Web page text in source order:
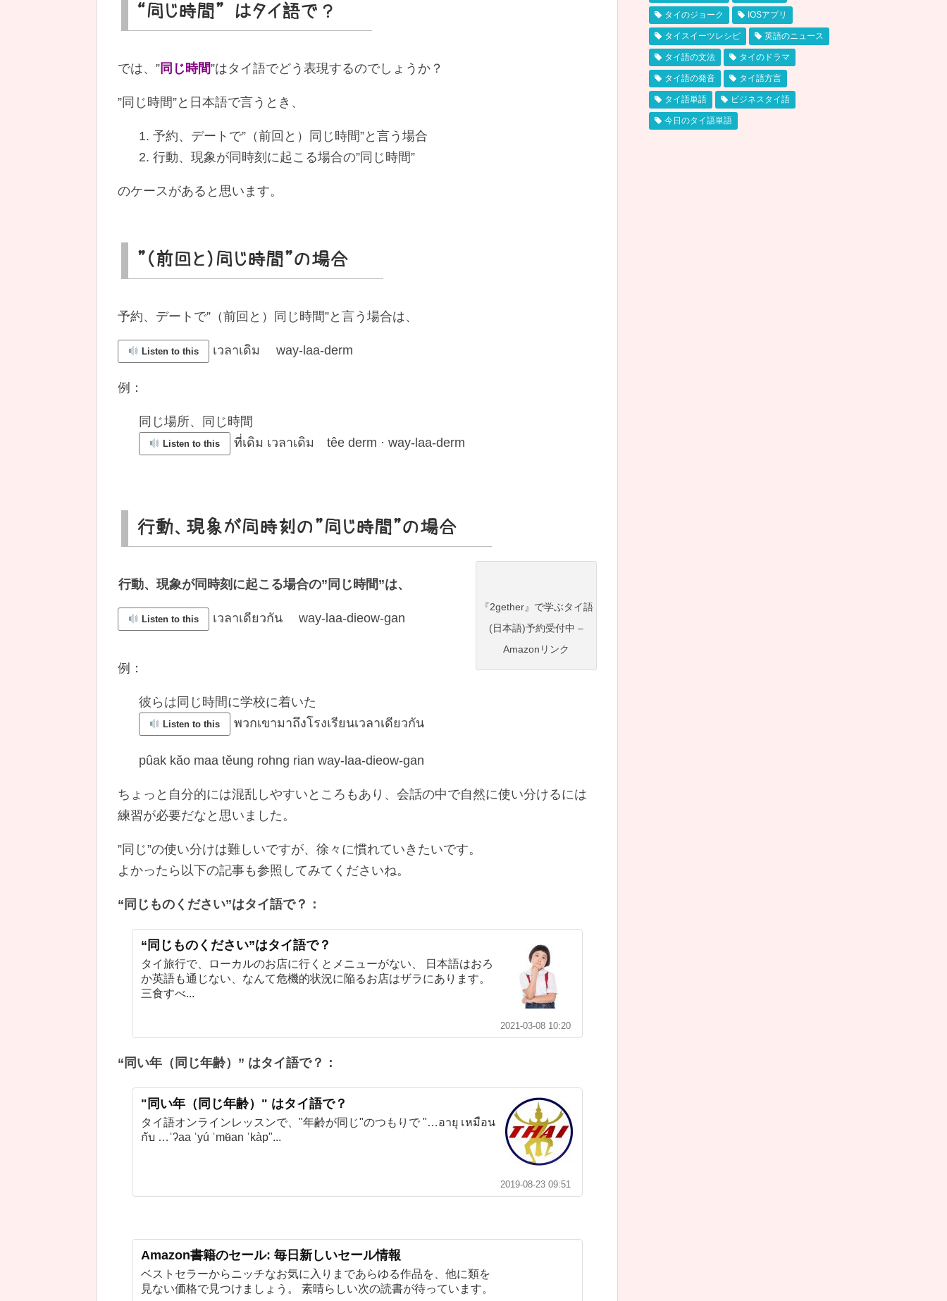
“同じ時間” はタイ語で？
では、” 同じ時間”はタイ語でどう表現するのでしょうか？
”同じ時間”と日本語で言うとき、
1. 予約、デートで”（前回と）同じ時間”と言う場合
2. 行動、現象が同時刻に起こる場合の”同じ時間”
のケースがあると思います。
”（前回と）同じ時間”の場合
予約、デートで”（前回と）同じ時間”と言う場合は、
Listen to this เวลาเดิม way-laa-derm
例：
同じ場所、同じ時間
Listen to this ที่เดิม เวลาเดิม têe derm · way-laa-derm
行動、現象が同時刻の”同じ時間”の場合
『2gether』で学ぶタイ語
(日本語)予約受付中 –
Amazonリンク
行動、現象が同時刻に起こる場合の”同じ時間”は、
Listen to this เวลาเดียวกัน way-laa-dieow-gan
例：
彼らは同じ時間に学校に着いた
Listen to this พวกเขามาถึงโรงเรียนเวลาเดียวกัน
pûak kăo maa tĕung rohng rian way-laa-dieow-gan
ちょっと自分的には混乱しやすいところもあり、会話の中で自然に使い分けるには
練習が必要だなと思いました。
”同じ”の使い分けは難しいですが、徐々に慣れていきたいです。
よかったら以下の記事も参照してみてくださいね。
“同じものください”はタイ語で？：
“同じものください”はタイ語で？
タイ旅行で、ローカルのお店に行くとメニューがない、 日本語はおろ
か英語も通じない、なんて危機的状況に陥るお店はザラにあります。
三食すべ...
2021-03-08 10:20
“同い年（同じ年齢）” はタイ語で？：
"同い年（同じ年齢）" はタイ語で？
タイ語オンラインレッスンで、"年齢が同じ"のつもりで "…อายุ เหมือน
กับ …ˈʔaa ˈyú ˈmʉ̌an ˈkàp"...
2019-08-23 09:51
Amazon書籍のセール: 毎日新しいセール情報
ベストセラーからニッチなお気に入りまであらゆる作品を、他に類を
見ない価格で見つけましょう。 素晴らしい次の読書が待っています。
タイのジョーク IOSアプリ
タイスイーツレシピ 英語のニュース
タイ語の文法 タイのドラマ
タイ語の発音 タイ語方言
タイ語単語 ビジネスタイ語
今日のタイ語単語